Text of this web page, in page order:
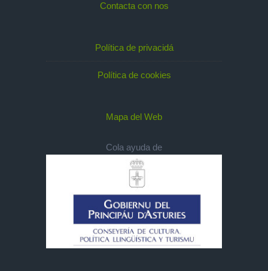
Contacta con nos
Política de privacidá
Política de cookies
Mapa del Web
Cola ayuda de